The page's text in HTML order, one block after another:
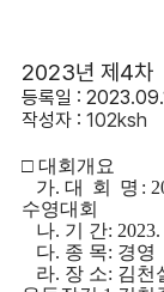
2023년 제4차
등록일 :
작성자 : 102ksh
□ 대회개요
가. 대 회 명 :
수영대회
나. 기 간:
다. 종 목: 경영
라. 장 소: 김천